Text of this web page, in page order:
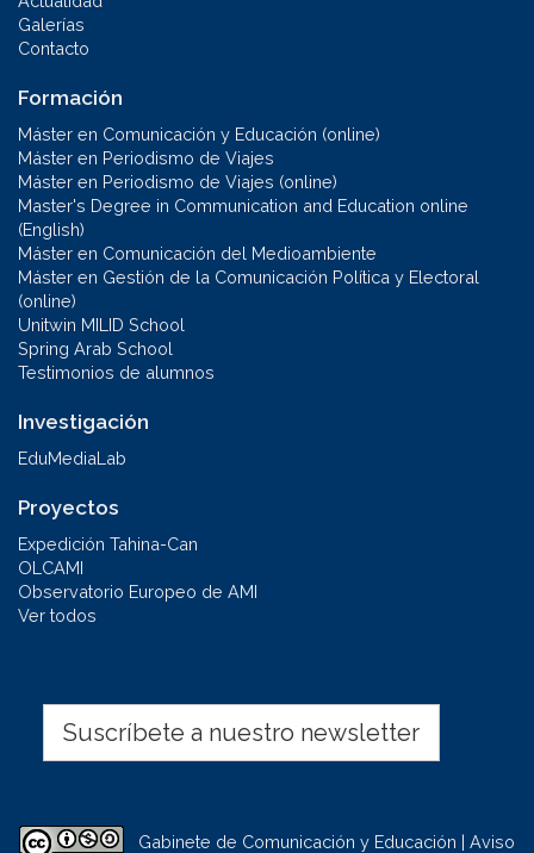
Galerías
Contacto
Formación
Máster en Comunicación y Educación (online)
Máster en Periodismo de Viajes
Máster en Periodismo de Viajes (online)
Master's Degree in Communication and Education online
(English)
Máster en Comunicación del Medioambiente
Máster en Gestión de la Comunicación Política y Electoral
(online)
Unitwin MILID School
Spring Arab School
Testimonios de alumnos
Investigación
EduMediaLab
Proyectos
Expedición Tahina-Can
OLCAMI
Observatorio Europeo de AMI
Ver todos
Suscríbete a nuestro newsletter
Gabinete de Comunicación y Educación | Aviso